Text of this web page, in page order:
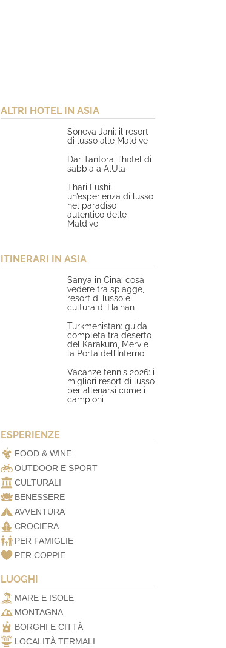
ALTRI HOTEL IN ASIA
Soneva Jani: il resort
di lusso alle Maldive
Dar Tantora, l’hotel di
sabbia a AlUla
Thari Fushi:
un’esperienza di lusso
nel paradiso
autentico delle
Maldive
ITINERARI IN ASIA
Sanya in Cina: cosa
vedere tra spiagge,
resort di lusso e
cultura di Hainan
Turkmenistan: guida
completa tra deserto
del Karakum, Merv e
la Porta dell’Inferno
Vacanze tennis 2026: i
migliori resort di lusso
per allenarsi come i
campioni
ESPERIENZE
FOOD & WINE
OUTDOOR E SPORT
CULTURALI
BENESSERE
AVVENTURA
CROCIERA
PER FAMIGLIE
PER COPPIE
LUOGHI
MARE E ISOLE
MONTAGNA
BORGHI E CITTÀ
LOCALITÀ TERMALI